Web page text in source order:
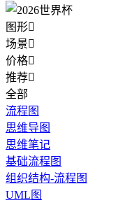
图形
场景
价格
推荐
全部
流程图
思维导图
思维笔记
基础流程图
组织结构-流程图
UML图